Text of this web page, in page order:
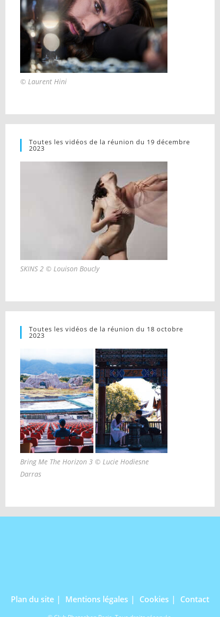
© Laurent Hini
Toutes les vidéos de la réunion du 19 décembre
2023
SKINS 2 © Louison Boucly
Toutes les vidéos de la réunion du 18 octobre
2023
Bring Me The Horizon 3 © Lucie Hodiesne
Darras
Plan du site Mentions légales Cookies Contact